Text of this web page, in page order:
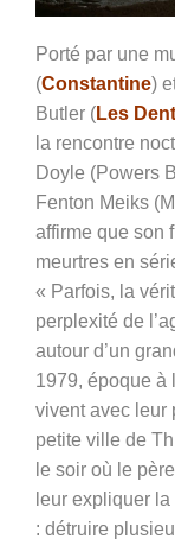
Porté par une
(Constantine)
Butler (Les
la rencontre
Doyle (Powers
Fenton Meiks (
affirme que son
meurtres en
« Parfois, la
perplexité de
autour d’un
1979, époque à
vivent avec leur
petite ville de
le soir où le
leur expliquer
: détruire